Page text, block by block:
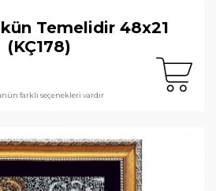
Temelidir 48x21
(KÇ178)
farklı seçenekleri vardır